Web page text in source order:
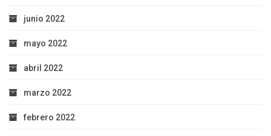
junio 2022
mayo 2022
abril 2022
marzo 2022
febrero 2022